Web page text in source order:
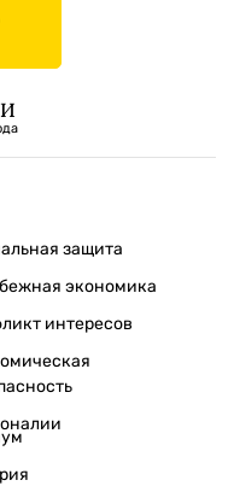
защита
экономика
интересов